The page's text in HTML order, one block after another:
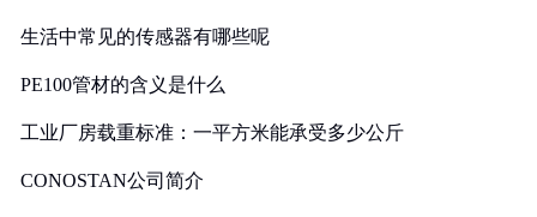
生活中常见的传感器有哪些呢
PE100管材的含义是什么
工业厂房载重标准：一平方米能承受多少公斤
CONOSTAN公司简介